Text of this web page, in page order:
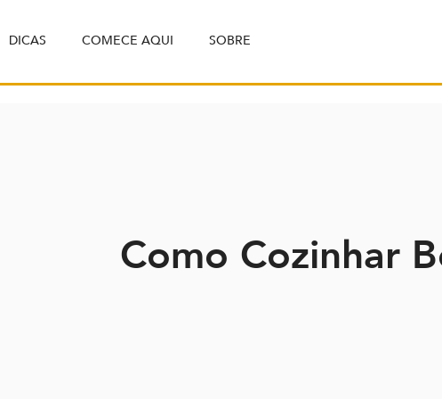
DICAS COMECE AQUI SOBRE
Como Cozinhar